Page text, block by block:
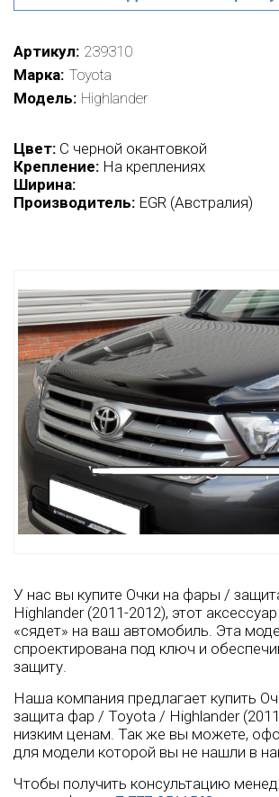
Артикул 239310
Марка Toyota
Модель Highlander
Цвет: C черной окантовкой
Крепление: На креплениях
Ширина:
Производитель: EGR (Австралия)
У нас вы купите Очки на фары /
Highlander (2011-2012), этот
«сядет» на ваш автомобиль. Эта
спроектирована под ключ и
защиту.
Наша компания предлагает купить
защита фар / Toyota / Highlander
низким ценам. Так же вы можете,
для модели которой вы не нашли в
Чтобы получить консультацию